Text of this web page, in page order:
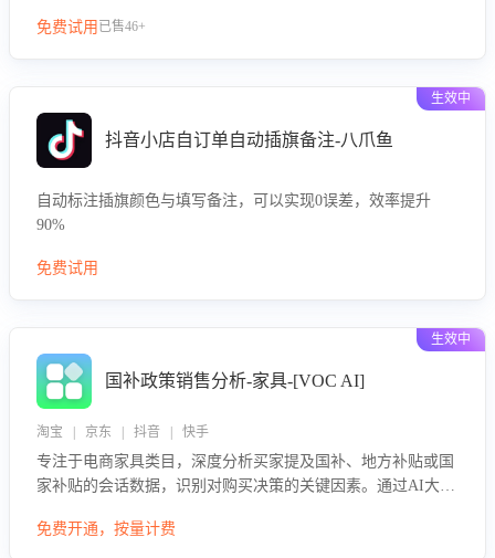
免费试用 已售46+
生效中
抖音小店自订单自动插旗备注-八爪鱼
自动标注插旗颜色与填写备注，可以实现0误差，效率提升
90%
免费试用
生效中
国补政策销售分析-家具-[VOC AI]
淘宝 | 京东 | 抖音 | 快手
专注于电商家具类目，深度分析买家提及国补、地方补贴或国
家补贴的会话数据，识别对购买决策的关键因素。通过AI大模
略，助力商家利用国补政策提升GMV。
免费开通，按量计费